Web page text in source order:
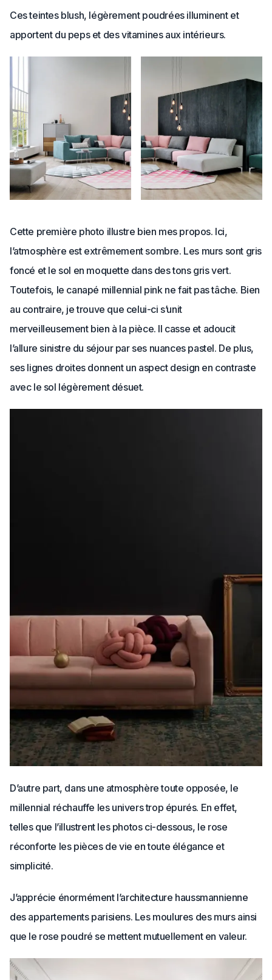
Ces teintes blush, légèrement poudrées illuminent et
apportent du peps et des vitamines aux intérieurs.
Cette première photo illustre bien mes propos. Ici,
l’atmosphère est extrêmement sombre. Les murs sont gris
foncé et le sol en moquette dans des tons gris vert.
Toutefois, le canapé millennial pink ne fait pas tâche. Bien
au contraire, je trouve que celui-ci s’unit
merveilleusement bien à la pièce. Il casse et adoucit
l’allure sinistre du séjour par ses nuances pastel. De plus,
ses lignes droites donnent un aspect design en contraste
avec le sol légèrement désuet.
D’autre part, dans une atmosphère toute opposée, le
millennial réchauffe les univers trop épurés. En effet,
telles que l’illustrent les photos ci-dessous, le rose
réconforte les pièces de vie en toute élégance et
simplicité.
J’apprécie énormément l’architecture haussmannienne
des appartements parisiens. Les moulures des murs ainsi
que le rose poudré se mettent mutuellement en valeur.